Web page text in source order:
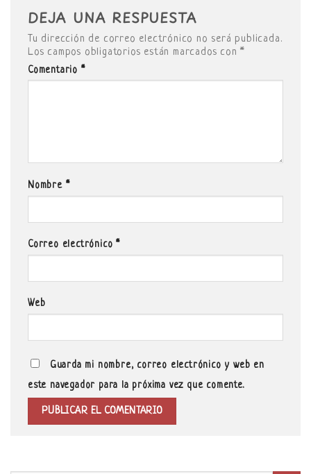
DEJA UNA RESPUESTA
Tu dirección de correo electrónico no será publicada.
Los campos obligatorios están marcados con*
Comentario *
Nombre *
Correo electrónico*
Web
Guarda mi nombre, correo electrónico y web en
este navegador para la próxima vez que comente.